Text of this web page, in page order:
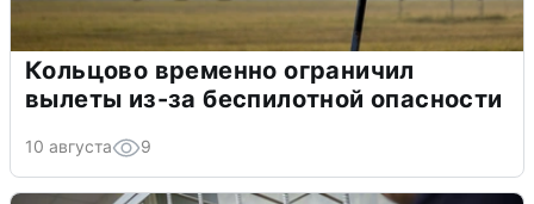
Кольцово временно ограничил
вылеты из-за беспилотной опасности
10 августа 9